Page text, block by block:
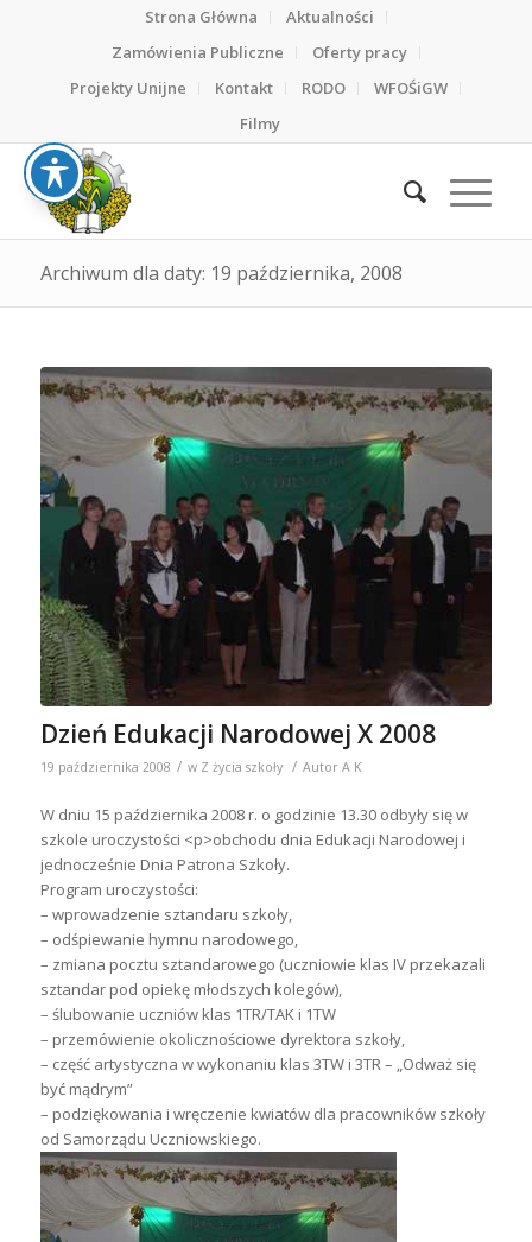
Strona Główna
Aktualności
Zamówienia Publiczne
Oferty pracy
Projekty Unijne
Kontakt RODO
WFOŚiGW
Filmy
Archiwum dla daty: 19 października, 2008
Dzień Edukacji Narodowej X 2008
19 października 2008 / w Z życia szkoły / Autor A K
W dniu 15 października 2008 r. o godzinie 13.30 odbyły się w
szkole uroczystości <p>obchodu dnia Edukacji Narodowej i
jednocześnie Dnia Patrona Szkoły.
Program uroczystości:
– wprowadzenie sztandaru szkoły,
– odśpiewanie hymnu narodowego,
– zmiana pocztu sztandarowego (uczniowie klas IV przekazali
sztandar pod opiekę młodszych kolegów),
– ślubowanie uczniów klas 1TR/TAK i 1TW
– przemówienie okolicznościowe dyrektora szkoły,
– część artystyczna w wykonaniu klas 3TW i 3TR – „Odważ się
być mądrym”
– podziękowania i wręczenie kwiatów dla pracowników szkoły
od Samorządu Uczniowskiego.